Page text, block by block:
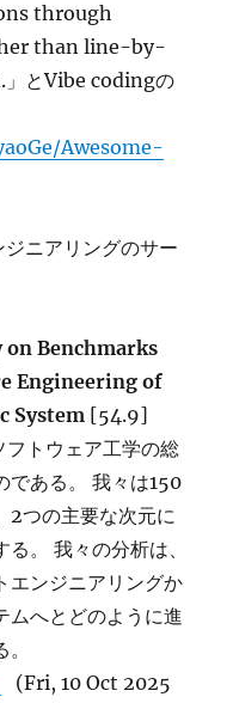
through
than line-by-
とVibe codingの
Awesome-
ニアリングのサー
on Benchmarks
Engineering of
System [54.9]
トウェア工学の総
である。 我々は150
2つの主要な次元に
。 我々の分析は、
エンジニアリングか
ムへとどのように進
(Fri, 10 Oct 2025